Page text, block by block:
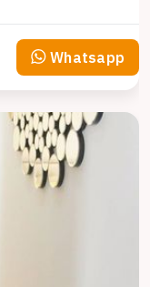
Whatsapp